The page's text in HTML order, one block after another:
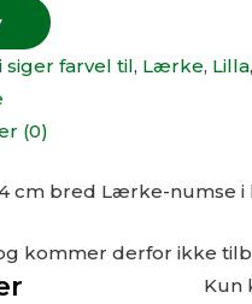
siger farvel til, Lærke, Lilla,
(0)
cm bred Lærke-numse i
kommer derfor ikke
Kun